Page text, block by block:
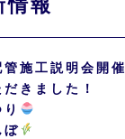
情報
管施工説明会開催
きました！
ぼ